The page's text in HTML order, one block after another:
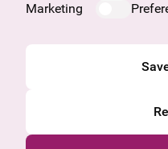
Data protection
Marketing